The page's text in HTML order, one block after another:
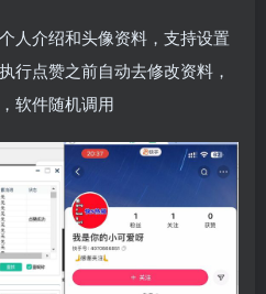
人介绍和头像资料，支持设置
行点赞之前自动去修改资料，
软件随机调用